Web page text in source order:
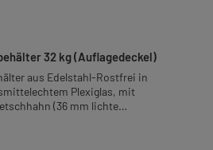
32 kg (Auflagedeckel)
aus Edelstahl-Rostfrei in
Plexiglas, mit
(36 mm lichte
Sie einen solchen Abfüllbehälter als